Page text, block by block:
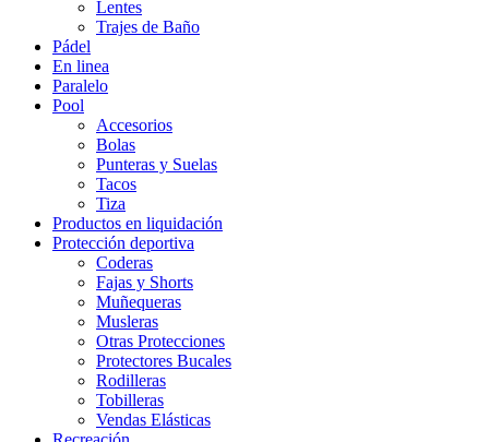
Lentes
Trajes de Baño
Pádel
En linea
Paralelo
Pool
Accesorios
Bolas
Punteras y Suelas
Tacos
Tiza
Productos en liquidación
Protección deportiva
Coderas
Fajas y Shorts
Muñequeras
Musleras
Otras Protecciones
Protectores Bucales
Rodilleras
Tobilleras
Vendas Elásticas